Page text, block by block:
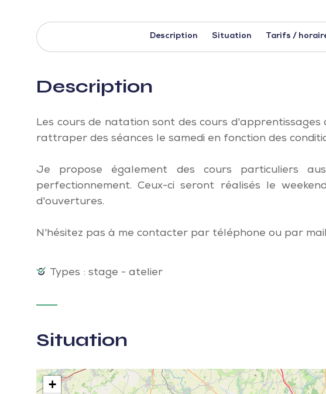
Description Situation Tarifs /
Description
Les cours de natation sont des cours d'apprentissages
rattraper des séances le samedi en fonction des
Je propose également des cours particuliers
perfectionnement. Ceux-ci seront réalisés le
d'ouvertures.
N'hésitez pas à me contacter par téléphone ou par
Types : stage - atelier
Situation
+